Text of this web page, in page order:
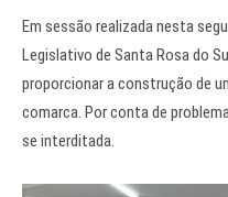
Em sessão realizada nesta
Legislativo de Santa Rosa do
proporcionar a construção de
comarca. Por conta de
se interditada.